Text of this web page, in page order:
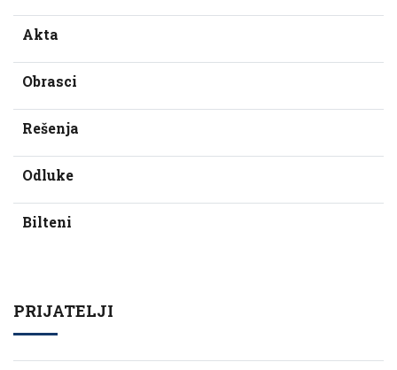
Akta
Obrasci
Rešenja
Odluke
Bilteni
PRIJATELJI